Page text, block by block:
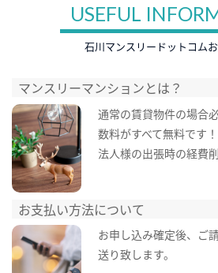
USEFUL
石川マンスリードットコム
マンスリーマンションとは？
通常の賃貸物件の場合
数料がすべて無料です！
法人様の出張時の経費
お支払い方法について
お申し込み確定後、ご
送り致します。